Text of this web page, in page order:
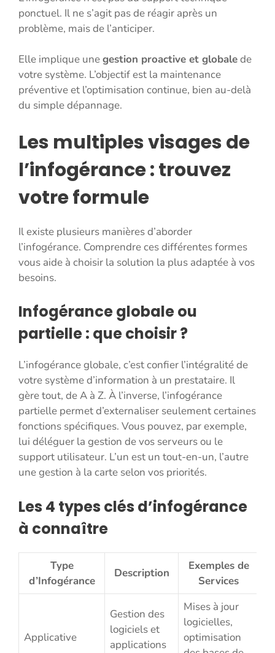
ponctuel. Il ne s’agit pas de réagir après un
problème, mais de l’anticiper.
Elle implique unegestion proactive et globalede
votre système. L’objectif est la maintenance
préventive et l’optimisation continue, bien au-delà
du simple dépannage.
Les multiples visages de
l’infogérance : trouvez
votre formule
Il existe plusieurs manières d’aborder
l’infogérance. Comprendre ces différentes formes
vous aide à choisir la solution la plus adaptée à vos
besoins.
Infogérance globale ou
partielle : que choisir ?
L’infogérance globale, c’est confier l’intégralité de
votre système d’information à un prestataire. Il
gère tout, de A à Z. À l’inverse, l’infogérance
partielle permet d’externaliser seulement certaines
fonctions spécifiques. Vous pouvez, par exemple,
lui déléguer la gestion de vos serveurs ou le
support utilisateur. L’un est un tout-en-un, l’autre
une gestion à la carte selon vos priorités.
Les 4 types clés d’infogérance
à connaître
Type
d’Infogérance
Description
Exemples de
Services
Applicative
Gestion des
logiciels et
applications
Mises à jour
logicielles,
optimisation